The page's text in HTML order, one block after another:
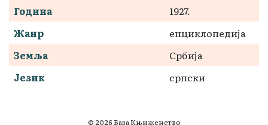
Година
1927.
Жанр
енциклопедија
Земља
Србија
Језик
српски
© 2026 База Књиженство